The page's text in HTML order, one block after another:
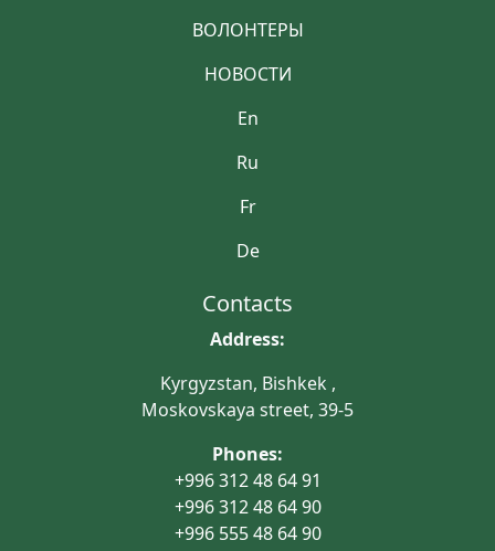
ВОЛОНТЕРЫ
НОВОСТИ
En
Ru
Fr
De
Contacts
Address:
Kyrgyzstan, Bishkek ,
Moskovskaya street, 39-5
Phones:
+996 312 48 64 91
+996 312 48 64 90
+996 555 48 64 90